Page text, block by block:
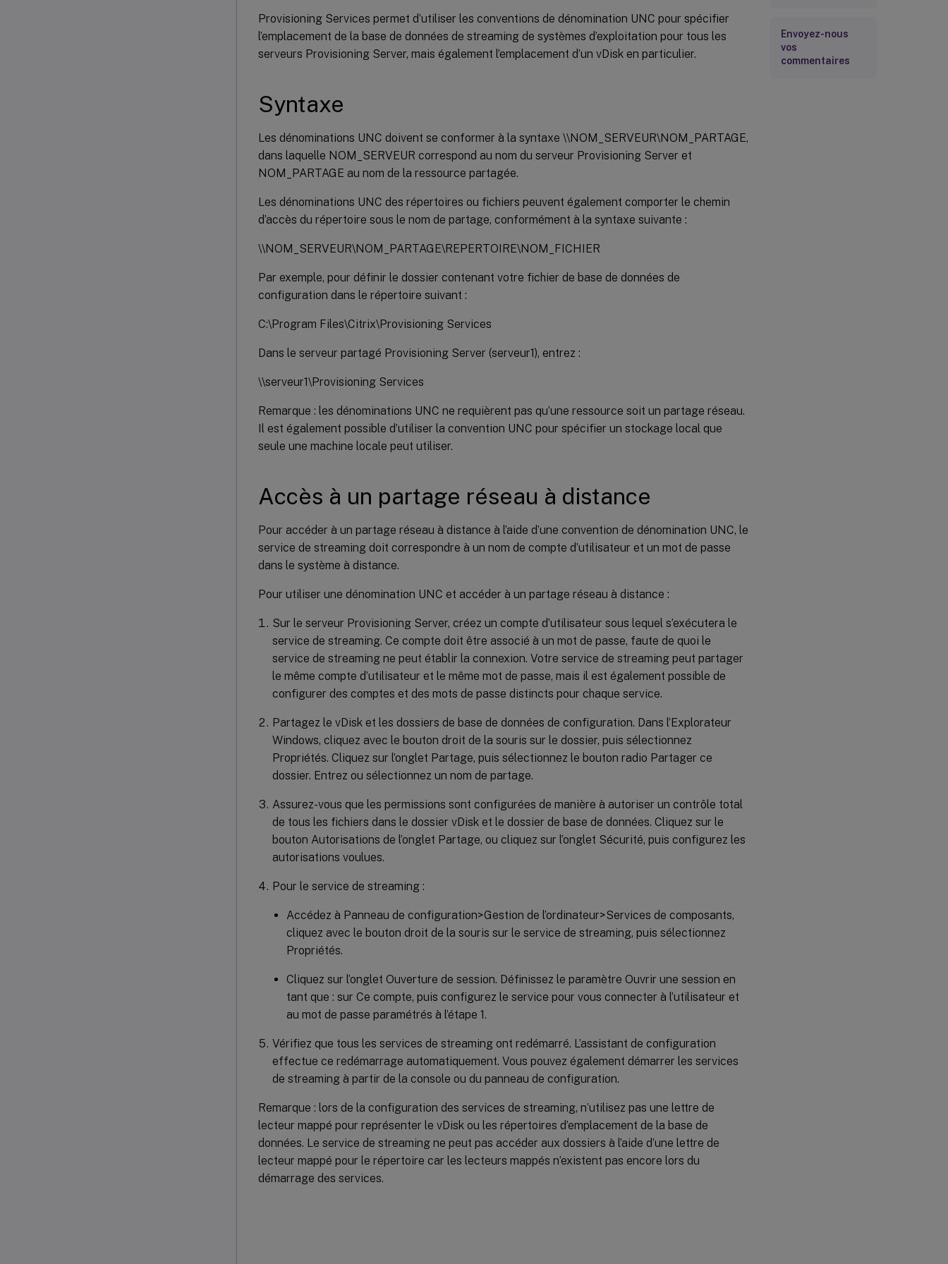
Provisioning Services permet d’utiliser les conventions de dénomination UNC pour spécifier
l’emplacement de la base de données de streaming de systèmes d’exploitation pour tous les
serveurs Provisioning Server, mais également l’emplacement d’un vDisk en particulier.
Syntaxe
Les dénominations UNC doivent se conformer à la syntaxe \\NOM_SERVEUR\NOM_PARTAGE,
dans laquelle NOM_SERVEUR correspond au nom du serveur Provisioning Server et
NOM_PARTAGE au nom de la ressource partagée.
Les dénominations UNC des répertoires ou fichiers peuvent également comporter le chemin
d’accès du répertoire sous le nom de partage, conformément à la syntaxe suivante :
\\NOM_SERVEUR\NOM_PARTAGE\REPERTOIRE\NOM_FICHIER
Par exemple, pour définir le dossier contenant votre fichier de base de données de
configuration dans le répertoire suivant :
C:\Program Files\Citrix\Provisioning Services
Dans le serveur partagé Provisioning Server (serveur1), entrez :
\\serveur1\Provisioning Services
Remarque : les dénominations UNC ne requièrent pas qu’une ressource soit un partage réseau.
Il est également possible d’utiliser la convention UNC pour spécifier un stockage local que
seule une machine locale peut utiliser.
Accès à un partage réseau à distance
Pour accéder à un partage réseau à distance à l’aide d’une convention de dénomination UNC, le
service de streaming doit correspondre à un nom de compte d’utilisateur et un mot de passe
dans le système à distance.
Pour utiliser une dénomination UNC et accéder à un partage réseau à distance :
Sur le serveur Provisioning Server, créez un compte d’utilisateur sous lequel s’exécutera le
service de streaming. Ce compte doit être associé à un mot de passe, faute de quoi le
service de streaming ne peut établir la connexion. Votre service de streaming peut partager
le même compte d’utilisateur et le même mot de passe, mais il est également possible de
configurer des comptes et des mots de passe distincts pour chaque service.
Partagez le vDisk et les dossiers de base de données de configuration. Dans l’Explorateur
Windows, cliquez avec le bouton droit de la souris sur le dossier, puis sélectionnez
Propriétés. Cliquez sur l’onglet Partage, puis sélectionnez le bouton radio Partager ce
dossier. Entrez ou sélectionnez un nom de partage.
Assurez-vous que les permissions sont configurées de manière à autoriser un contrôle total
de tous les fichiers dans le dossier vDisk et le dossier de base de données. Cliquez sur le
bouton Autorisations de l’onglet Partage, ou cliquez sur l’onglet Sécurité, puis configurez les
autorisations voulues.
Pour le service de streaming :
Accédez à Panneau de configuration>Gestion de l’ordinateur>Services de composants,
cliquez avec le bouton droit de la souris sur le service de streaming, puis sélectionnez
Propriétés.
Cliquez sur l’onglet Ouverture de session. Définissez le paramètre Ouvrir une session en
tant que : sur Ce compte, puis configurez le service pour vous connecter à l’utilisateur et
au mot de passe paramétrés à l’étape 1.
Vérifiez que tous les services de streaming ont redémarré. L’assistant de configuration
effectue ce redémarrage automatiquement. Vous pouvez également démarrer les services
de streaming à partir de la console ou du panneau de configuration.
Remarque : lors de la configuration des services de streaming, n’utilisez pas une lettre de
lecteur mappé pour représenter le vDisk ou les répertoires d’emplacement de la base de
données. Le service de streaming ne peut pas accéder aux dossiers à l’aide d’une lettre de
lecteur mappé pour le répertoire car les lecteurs mappés n’existent pas encore lors du
démarrage des services.
Envoyez-nous
vos
commentaires